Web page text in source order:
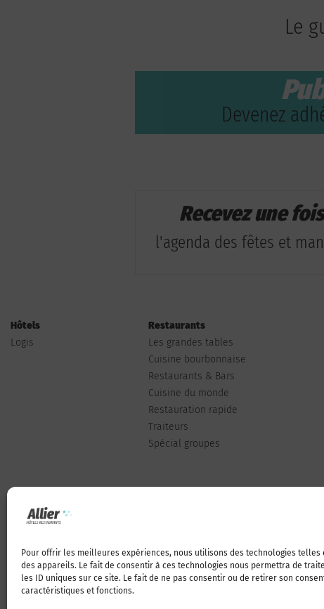
Pour offrir les meilleures expériences, nous utilisons des technologies
des appareils. Le fait de consentir à ces technologies nous permettra de
les ID uniques sur ce site. Le fait de ne pas consentir ou de retirer son
caractéristiques et fonctions.
Le
Devenez
Recevez une
l'agenda des fêtes et
Hôtels
Logis
Restaurants
Les grandes tables
Cuisine bourbonnaise
Restaurants & Bars
Cuisine du monde
Restauration rapide
Traiteurs
Spécial groupes
Qui sommes-nous